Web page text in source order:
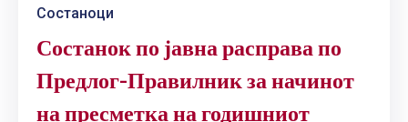
Состаноци
Состанок по јавна расправа по
Предлог-Правилник за начинот
на пресметка на годишниот